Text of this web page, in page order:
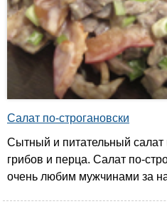
Салат по-строгановски
Сытный и питательный салат
грибов и перца. Салат по-
очень любим мужчинами за